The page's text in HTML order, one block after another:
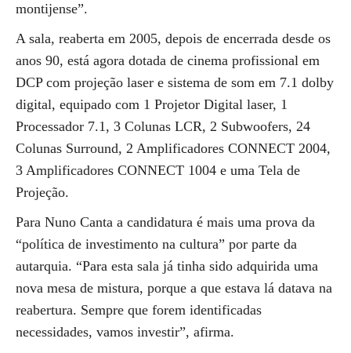
montijense”.
A sala, reaberta em 2005, depois de encerrada desde os
anos 90, está agora dotada de cinema profissional em
DCP com projeção laser e sistema de som em 7.1 dolby
digital, equipado com 1 Projetor Digital laser, 1
Processador 7.1, 3 Colunas LCR, 2 Subwoofers, 24
Colunas Surround, 2 Amplificadores CONNECT 2004,
3 Amplificadores CONNECT 1004 e uma Tela de
Projeção.
Para Nuno Canta a candidatura é mais uma prova da
“política de investimento na cultura” por parte da
autarquia. “Para esta sala já tinha sido adquirida uma
nova mesa de mistura, porque a que estava lá datava na
reabertura. Sempre que forem identificadas
necessidades, vamos investir”, afirma.